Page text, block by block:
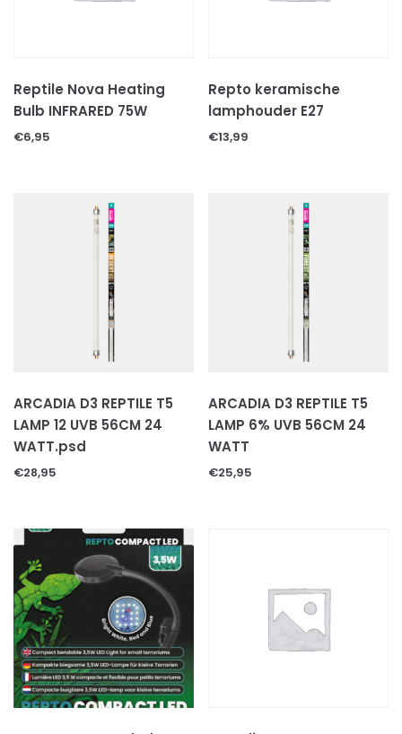
Reptile Nova Heating
Bulb INFRARED 75W
€6,95
Repto keramische
lamphouder E27
€13,99
ARCADIA D3 REPTILE T5
LAMP 12 UVB 56CM 24
WATT.psd
€28,95
ARCADIA D3 REPTILE T5
LAMP 6% UVB 56CM 24
WATT
€25,95
Voer & mineralen
Diepvries voer
Levend voer
TERRARIUMS & AQUARIUMS
Uncategorized
VISSEN TOEBEHOREN
VOGELS TOEBEHOREN
Decoratie & speeltjes
Voer
Voer/drinkbakken